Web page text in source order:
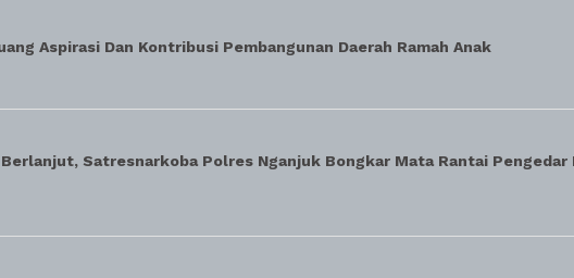
Aspirasi Dan Kontribusi Pembangunan Daerah Ramah Anak
Satresnarkoba Polres Nganjuk Bongkar Mata Rantai Pengedar